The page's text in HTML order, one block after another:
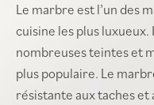
Le marbre est l’un des
cuisine les plus
nombreuses teintes et
plus populaire. Le
résistante aux taches